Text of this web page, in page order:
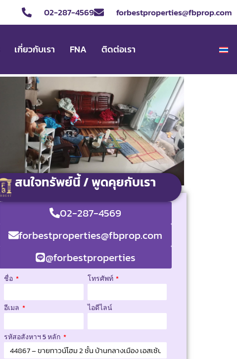
02-287-4569 forbestproperties@fbprop.com
เกี่ยวกับเรา FNA ติดต่อเรา
สนใจทรัพย์นี้ / พูดคุยกับเรา
02-287-4569
forbestproperties@fbprop.com
@forbestproperties
ชื่อ โทรศัพท์
อีเมล ไอดีไลน์
รหัสอสังหาฯ 5 หลัก